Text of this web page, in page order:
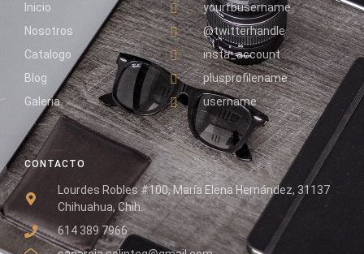
CONTACTO
Lourdes Robles #100, María Elena Hernández, 31137
Chihuahua, Chih.
614 389 7966
yourfbusername
@twitterhandle
insta_account
plusprofilename
username
Inicio
Nosotros
Catalogo
Blog
Galeria